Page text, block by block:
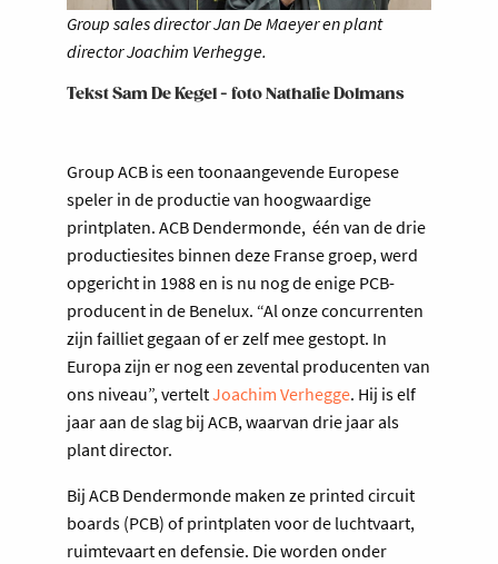
Group sales director Jan De Maeyer en plant
director Joachim Verhegge.
Tekst Sam De Kegel - foto Nathalie Dolmans
Group ACB is een toonaangevende Europese
speler in de productie van hoogwaardige
printplaten. ACB Dendermonde, één van de drie
productiesites binnen deze Franse groep, werd
opgericht in 1988 en is nu nog de enige PCB-
producent in de Benelux. “Al onze concurrenten
zijn failliet gegaan of er zelf mee gestopt. In
Europa zijn er nog een zevental producenten van
ons niveau”, verteltJoachim Verhegge. Hij is elf
jaar aan de slag bij ACB, waarvan drie jaar als
plant director.
Bij ACB Dendermonde maken ze printed circuit
boards (PCB) of printplaten voor de luchtvaart,
ruimtevaart en defensie. Die worden onder